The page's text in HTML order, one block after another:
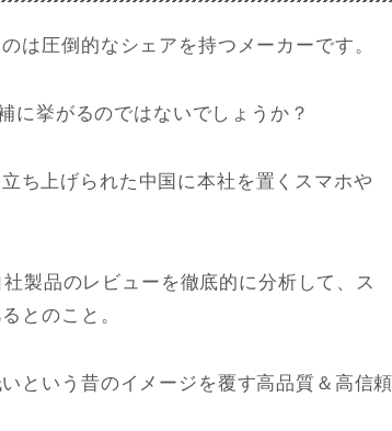
は圧倒的なシェアを持つメーカーです。
に挙がるのではないでしょうか？
ち上げられた中国に本社を置くスマホや
製品のレビューを徹底的に分析して、ス
とのこと。
という昔のイメージを覆す高品質＆高信頼